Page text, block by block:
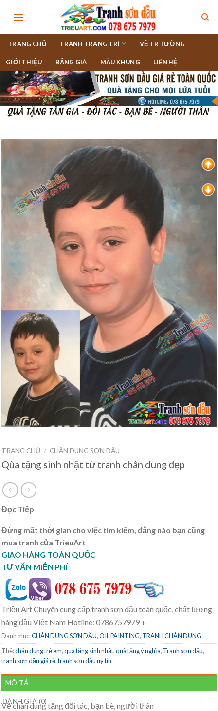
TRANG CHỦ TRANH TRANG TRÍ VẼ TR TƯỜNG
GIỚI THIỆU BẢNG GIÁ MẪU KHUNG LIÊN HỆ
TRANG CHỦ / CHÂN DUNG SƠN DẦU
Qùa tặng sinh nhật từ tranh chân dung đẹp
Đọc Tiếp
Đừng mất thời gian cho việc tìm kiếm, đằng nào bạn cũng
mua tranh của TrieuArt
GIAO HÀNG TOÀN QUỐC
TƯ VẤN MIỄN PHÍ
Triều Art Chuyên cung cấp tranh sơn dầu toàn quốc, chất lượng
hàng đầu Việt Nam Hotline: 0786757979 +
Danh mục:CHÂN DUNG SƠN DẦU,OIL PAINTING, TRANH CHÂN DUNG
Thẻ:chân dung trẻ em,quà tặng sinh nhật,quà tặng ý nghĩa, Tranh sơn dầu,
tranh sơn dầu giá rẻ,tranh sơn dầu uy tín
MÔ TẢ
ĐÁNH GIÁ (0)
Vẽ chân dung tặng đối tác, bạn bè, người thân